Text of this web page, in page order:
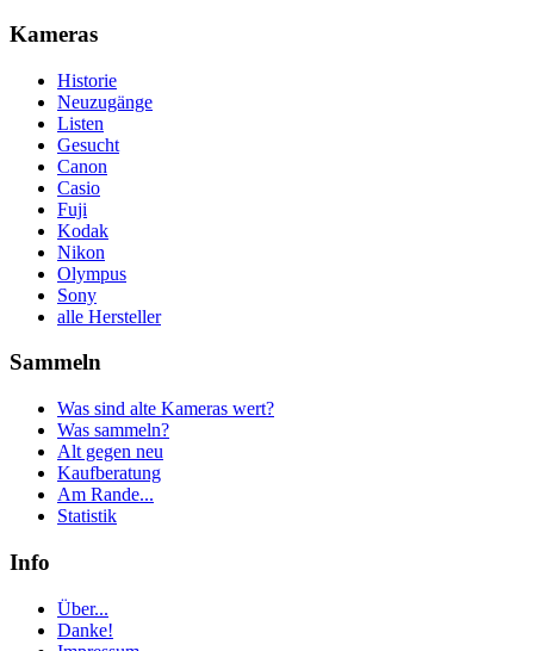
Kameras
Historie
Neuzugänge
Listen
Gesucht
Canon
Casio
Fuji
Kodak
Nikon
Olympus
Sony
alle Hersteller
Sammeln
Was sind alte Kameras wert?
Was sammeln?
Alt gegen neu
Kaufberatung
Am Rande...
Statistik
Info
Über...
Danke!